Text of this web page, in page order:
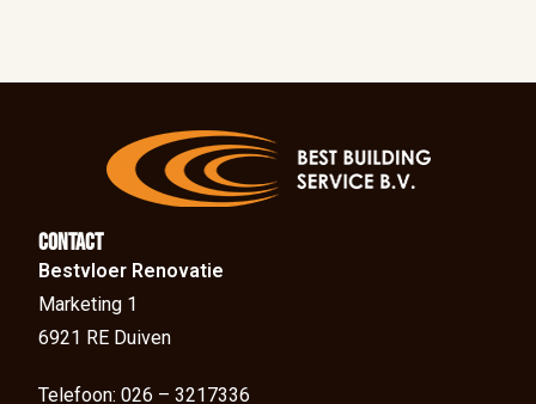
Contact
Bestvloer Renovatie
Marketing 1
6921 RE Duiven
Telefoon: 026 – 3217336